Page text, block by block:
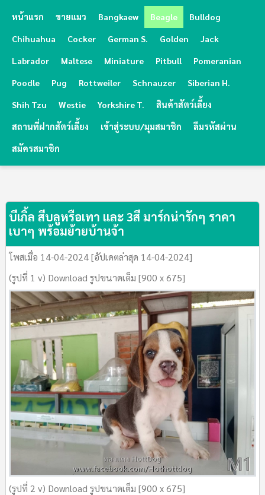
หน้าแรก ขายแมว Bangkaew Beagle Bulldog
Chihuahua Cocker German S. Golden Jack
Labrador Maltese Miniature Pitbull Pomeranian
Poodle Pug Rottweiler Schnauzer Siberian H.
Shih Tzu Westie Yorkshire T. สินค้าสัตว์เลี้ยง
สถานที่ฝากสัตว์เลี้ยง เข้าสู่ระบบ/มุมสมาชิก ลืมรหัสผ่าน
สมัครสมาชิก
บีเกิ้ล สีบลูหรือเทา และ 3สี มาร์กน่ารักๆ ราคา
เบาๆ พร้อมย้ายบ้านจ้า
โพสเมื่อ 14-04-2024 [อัปเดตล่าสุด 14-04-2024]
(รูปที่ 1 v) Download รูปขนาดเต็ม [900 x 675]
(รูปที่ 2 v) Download รูปขนาดเต็ม [900 x 675]